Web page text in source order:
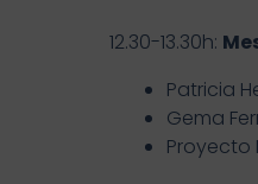
12.30-13.30h:
Patricia
Gema
Proyecto